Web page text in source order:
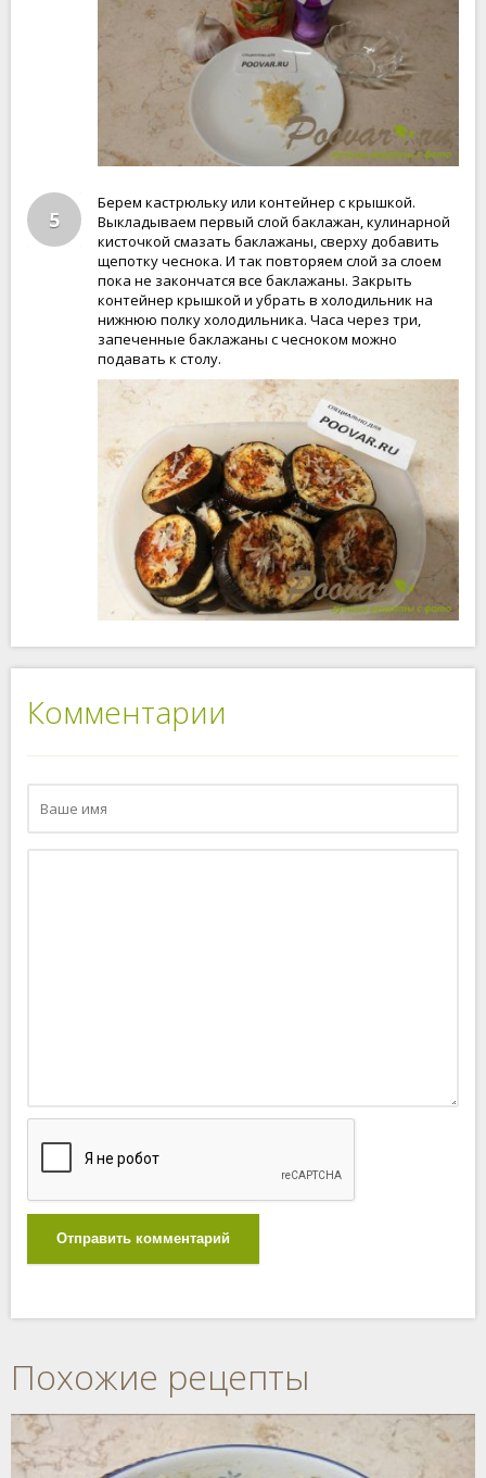
5
Берем кастрюльку или контейнер с крышкой.
Выкладываем первый слой баклажан, кулинарной
кисточкой смазать баклажаны, сверху добавить
щепотку чеснока. И так повторяем слой за слоем
пока не закончатся все баклажаны. Закрыть
контейнер крышкой и убрать в холодильник на
нижнюю полку холодильника. Часа через три,
запеченные баклажаны с чесноком можно
подавать к столу.
Комментарии
Отправить комментарий
Похожие рецепты